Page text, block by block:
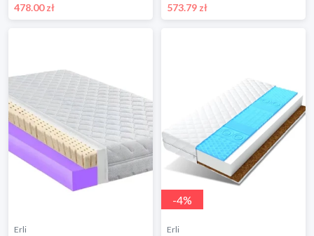
478.00 zł
573.79 zł
Erli
-4%
Erli